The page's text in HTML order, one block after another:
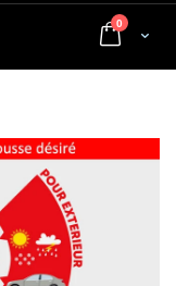
Cart
0 articles